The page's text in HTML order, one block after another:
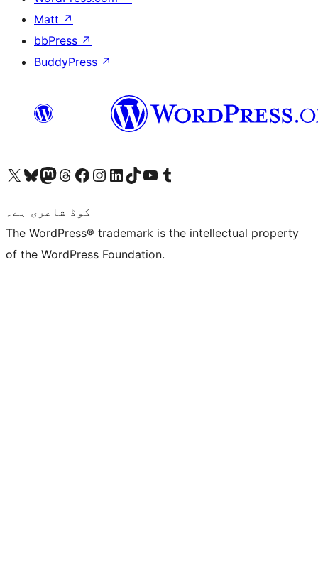
Matt ↗
bbPress ↗
BuddyPress ↗
Visit our X (formerly Twitter) account
ہمارے بلیواسکائی اکاؤنٹ پر جائیں
Visit our Mastodon account
ہمارے ٹھریڈز اکاؤنٹ پر جائیں
Visit our Facebook page
Visit our Instagram account
Visit our LinkedIn account
ہمارے ٹک ٹاک اکاؤنٹ پر جائیں
Visit our YouTube channel
ہمارے ٹمبلر اکاؤنٹ پر جائیں
کوڈ شاعری ہے۔
The WordPress® trademark is the intellectual property
of the WordPress Foundation.